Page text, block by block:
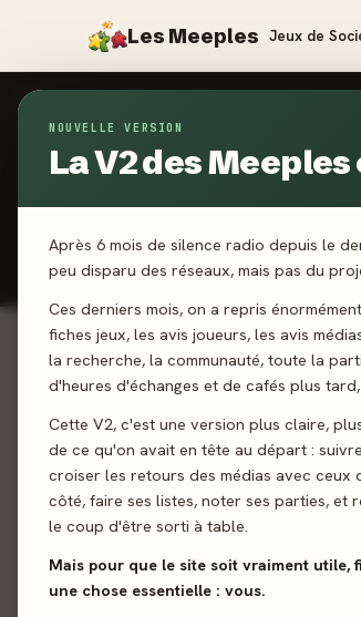
Les Meeples Jeux de
NOUVELLE VERSION
La V2 des Meeples
Après 6 mois de silence radio depuis le
peu disparu des réseaux, mais pas du
Ces derniers mois, on a repris
fiches jeux, les avis joueurs, les avis
la recherche, la communauté, toute la
d'heures d'échanges et de cafés plus
Cette V2, c'est une version plus claire,
de ce qu'on avait en tête au départ :
croiser les retours des médias avec ceux
côté, faire ses listes, noter ses parties, et
le coup d'être sorti à table.
Mais pour que le site soit vraiment utile,
une chose essentielle : vous.
📊
1
2